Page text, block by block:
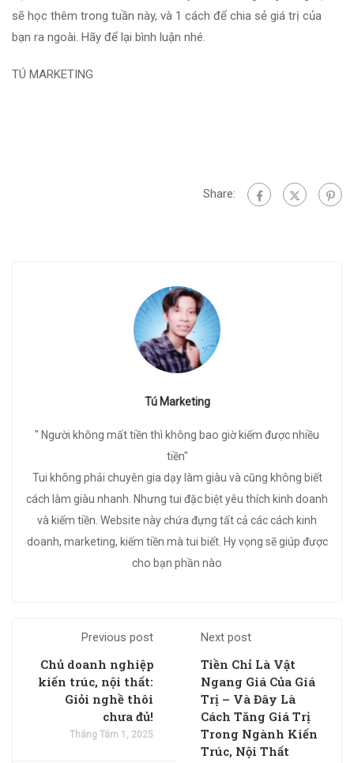
sẽ học thêm trong tuần này, và 1 cách để chia sẻ giá trị của
bạn ra ngoài. Hãy để lại bình luận nhé.
TÚ MARKETING
Share:
Tú Marketing
" Người không mất tiền thì không bao giờ kiếm được nhiều
tiền"
Tui không phải chuyên gia dạy làm giàu và cũng không biết
cách làm giàu nhanh. Nhưng tui đặc biệt yêu thích kinh doanh
và kiếm tiền. Website này chứa đựng tất cả các cách kinh
doanh, marketing, kiếm tiền mà tui biết. Hy vọng sẽ giúp được
cho bạn phần nào
Previous post
Chủ doanh nghiệp
kiến trúc, nội thất:
Giỏi nghề thôi
chưa đủ!
Tháng Tám 1, 2025
Next post
Tiền Chỉ Là Vật
Ngang Giá Của Giá
Trị – Và Đây Là
Cách Tăng Giá Trị
Trong Ngành Kiến
Trúc, Nội Thất